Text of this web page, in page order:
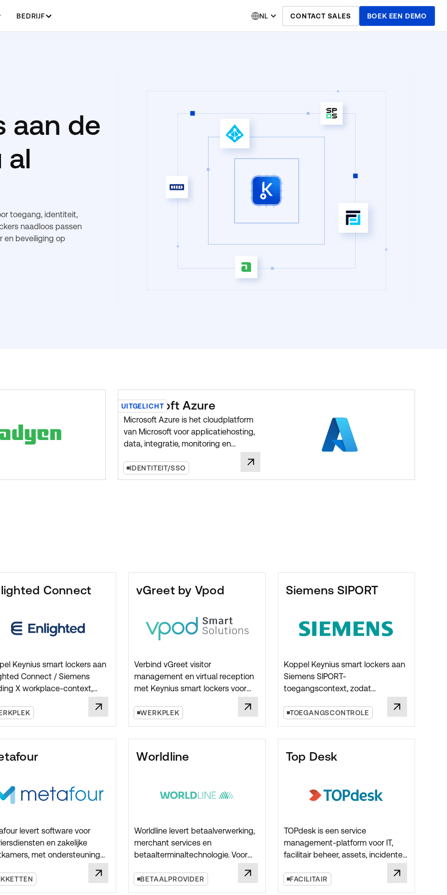
BEDRIJF NL CONTACT SALES BOEK EEN DEMO
aan de
al
toegang, identiteit,
naadloos passen
en beveiliging op
UITGELICHT
Microsoft Azure
Microsoft Azure is het cloudplatform
van Microsoft voor applicatiehosting,
data, integratie, monitoring en
Keynius-projecten is Azure relevant
wanneer slimme lockers moeten
IDENTITEIT/SSO
Connect
Keynius smart lockers aan
Connect / Siemens
X workplace-context,
teamschema's,
vGreet by Vpod
Verbind vGreet visitor
management en virtual reception
met Keynius smart lockers voor
afleverstromen, contractor lockers
en gecontroleerde itemuitgifte.
WERKPLEK
Siemens SIPORT
Koppel Keynius smart lockers aan
Siemens SIPORT-
toegangscontext, zodat
medewerkers, bezoekers,
contractors en assets aansluiten
TOEGANGSCONTROLE
levert software voor
en zakelijke
met ondersteuning
tracking, proof of
en veilige pakketstromen.
Worldline
Worldline levert betaalverwerking,
merchant services en
betaalterminaltechnologie. Voor
relevant bij Pay & Store-
implementaties waarin lockerhuur,
BETAALPROVIDER
Top Desk
TOPdesk is een service
management-platform voor IT,
facilitair beheer, assets, incidenten
projecten is TOPdesk relevant
wanneer lockeractiviteit
FACILITAIR